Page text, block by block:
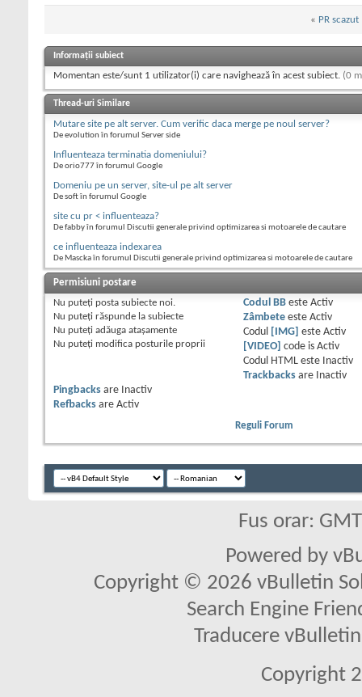
« PR scazut
Informații subiect
Momentan este/sunt 1 utilizator(i) care navighează în acest subiect. (0
Thread-uri Similare
Mutare site pe alt server. Cum verific daca merge pe noul server?
De evolution în forumul Server side
Influenteaza terminatia domeniului?
De orio777 în forumul Google
Domeniu pe un server, site-ul pe alt server
De soft în forumul Google
site cu pr < influenteaza?
De fabby în forumul Discutii generale privind optimizarea si motoarele de cautare
ce influenteaza indexarea
De Mascka în forumul Discutii generale privind optimizarea si motoarele de cautare
Permisiuni postare
Nu puteţi posta subiecte noi.
Nu puteţi răspunde la subiecte
Nu puteţi adăuga ataşamente
Nu puteţi modifica posturile proprii
Codul BBeste Activ
Zâmbeteeste Activ
Codul
[IMG] este Activ
[VIDEO] code is Activ
Codul HTML este
Inactiv
Trackbacksare
Inactiv
Pingbacks are
Inactiv
Refbacks are Activ
Reguli Forum
Fus orar:
Powered by
Copyright © 2026 vBulletin
Search Engine
Traducere
Copyright